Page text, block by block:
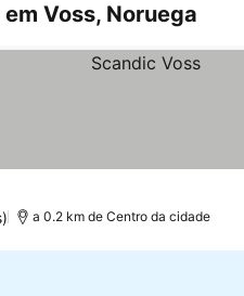
Voss, Noruega
a 0.2 km de Centro da cidade